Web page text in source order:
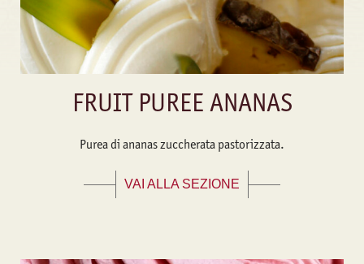
FRUIT PUREE ANANAS
Purea di ananas zuccherata pastorizzata.
VAI ALLA SEZIONE